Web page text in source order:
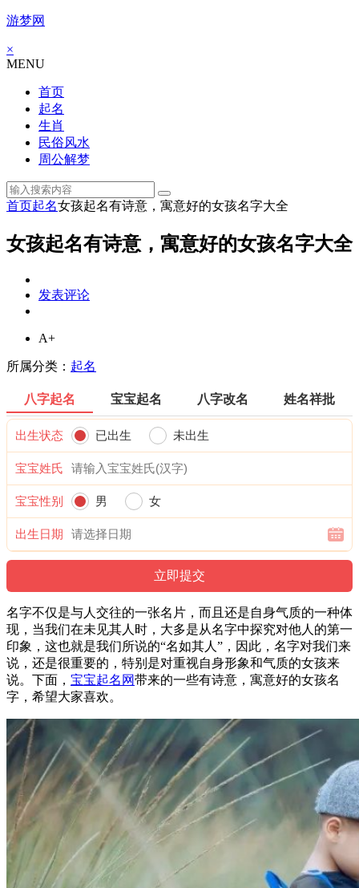
游梦网
×
MENU
首页
起名
生肖
民俗风水
周公解梦
首页起名女孩起名有诗意，寓意好的女孩名字大全
女孩起名有诗意，寓意好的女孩名字大全
发表评论
A+
所属分类： 起名
八字起名 宝宝起名 八字改名 姓名祥批
出生状态 已出生 未出生
宝宝姓氏
宝宝性别 男 女
出生日期
名字不仅是与人交往的一张名片，而且还是自身气质的一种体
现，当我们在未见其人时，大多是从名字中探究对他人的第一
印象，这也就是我们所说的“名如其人”，因此，名字对我们来
说，还是很重要的，特别是对重视自身形象和气质的女孩来
说。下面， 宝宝起名网带来的一些有诗意，寓意好的女孩名
字，希望大家喜欢。